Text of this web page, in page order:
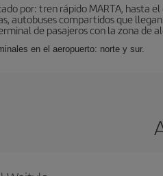
por: tren rápido MARTA, hasta
autobuses compartidos que
de pasajeros con la zona de
en el aeropuerto: norte y sur.